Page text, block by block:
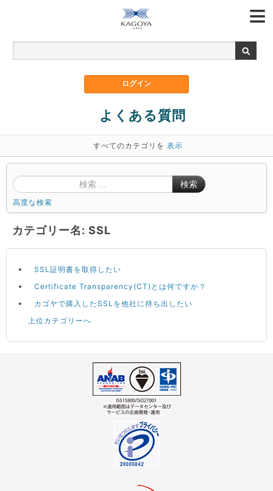
よくある質問
すべてのカテゴリを 表示
検索
高度な検索
カテゴリー名: SSL
SSL証明書を取得したい
Certificate Transparency(CT)とは何ですか？
カゴヤで購入したSSLを他社に持ち出したい
上位カテゴリーへ